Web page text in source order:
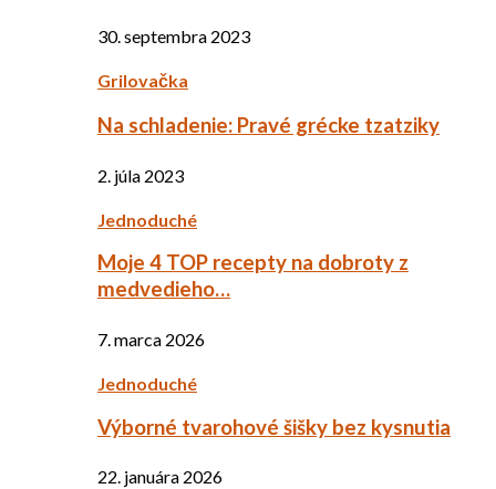
30. septembra 2023
Grilovačka
Na schladenie: Pravé grécke tzatziky
2. júla 2023
Jednoduché
Moje 4 TOP recepty na dobroty z
medvedieho…
7. marca 2026
Jednoduché
Výborné tvarohové šišky bez kysnutia
22. januára 2026